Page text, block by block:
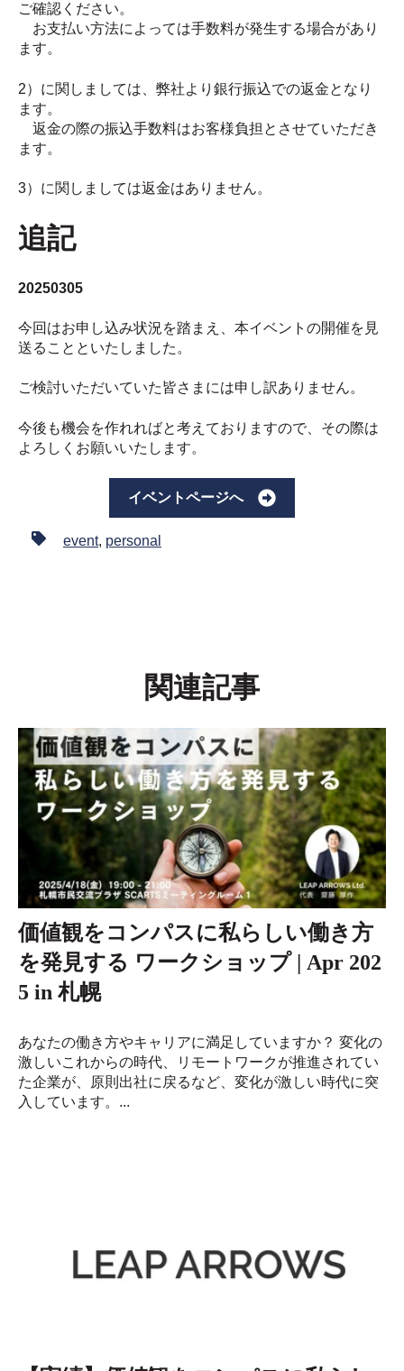
ご確認ください。
お支払い方法によっては手数料が発生する場合があり
ます。
2）に関しましては、弊社より銀行振込での返金となり
ます。
返金の際の振込手数料はお客様負担とさせていただき
ます。
3）に関しましては返金はありません。
追記
20250305
今回はお申し込み状況を踏まえ、本イベントの開催を見
送ることといたしました。
ご検討いただいていた皆さまには申し訳ありません。
今後も機会を作れればと考えておりますので、その際は
よろしくお願いいたします。
イベントページへ
event, personal
関連記事
価値観をコンパスに私らしい働き方
を発見する ワークショップ | Apr 202
5 in 札幌
あなたの働き方やキャリアに満足していますか？ 変化の
激しいこれからの時代、リモートワークが推進されてい
た企業が、原則出社に戻るなど、変化が激しい時代に突
入しています。...